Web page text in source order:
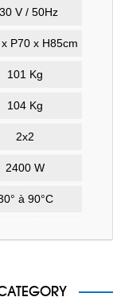
V / 50Hz
P70 x H85cm
101 Kg
104 Kg
2x2
2400 W
à 90°C